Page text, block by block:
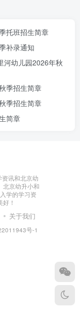
公办园入园难
。随着出生人口
于双职工家庭
以考察下家里
托班招生简章
补录通知
河幼儿园2026年秋
季招生简章
季招生简章
简章
讯和北京幼
北京幼升小和
学的学习资
！
关于我们
号-1